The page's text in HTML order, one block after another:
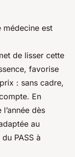
médecine est
de lisser cette
favorise
: sans cadre,
En
dès
au
PASS à